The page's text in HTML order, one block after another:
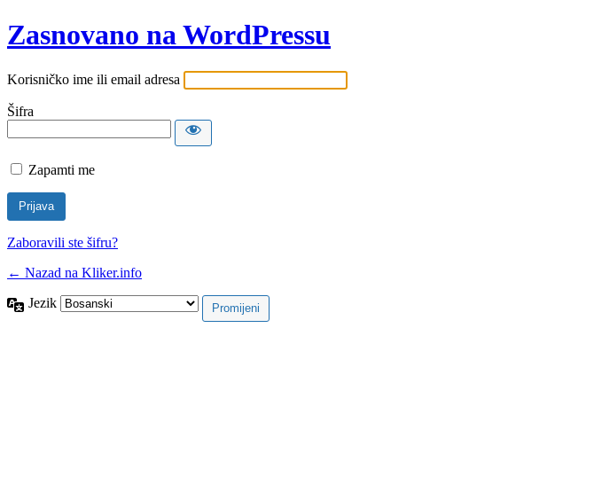
Zasnovano na WordPressu
Korisničko ime ili email adresa
Šifra
Zapamti me
Zaboravili ste šifru?
← Nazad na Kliker.info
Jezik